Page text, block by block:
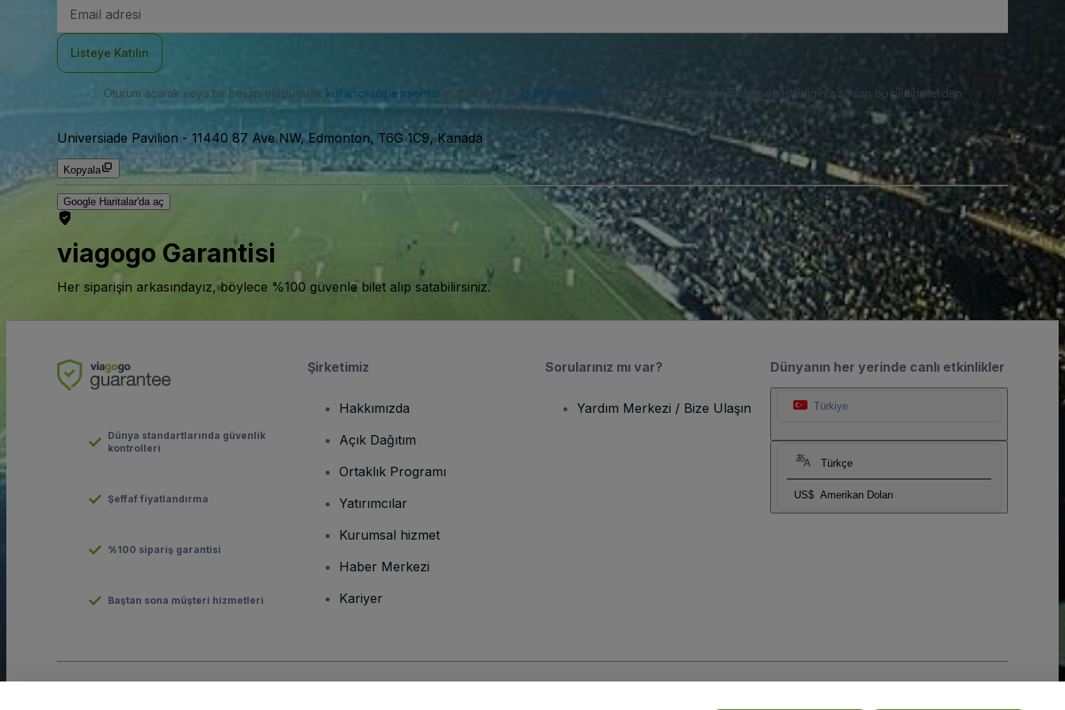
posta
Listeye Katılın
Oturum açarak veya bir hesap oluşturarak kullanıcı sözleşmemizi kabul etmiş ve gizlilik politikası . Bizden SMS bildirimleri alabilir ve istediğiniz zaman bu bildirimlerden
vazgeçebilirsiniz.
Universiade Pavilion - 11440 87 Ave NW, Edmonton, T6G 1C9, Kanada
Kopyala
Google Haritalar'da aç
viagogo Garantisi
Her siparişin arkasındayız, böylece %100 güvenle bilet alıp satabilirsiniz.
Dünyanın her yerinde canlı etkinlikler
Türkiye
Türkçe
US$ Amerikan Doları
Dünya standartlarında güvenlik
kontrolleri
Şeffaf fiyatlandırma
%100 sipariş garantisi
Baştan sona müşteri hizmetleri
Şirketimiz
Hakkımızda
Açık Dağıtım
Ortaklık Programı
Yatırımcılar
Kurumsal hizmet
Haber Merkezi
Kariyer
Sorularınız mı var?
Yardım Merkezi / Bize Ulaşın